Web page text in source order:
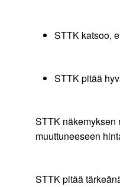
STTK katsoo,
STTK pitää
STTK näkemyksen
muuttuneeseen
STTK pitää